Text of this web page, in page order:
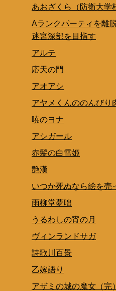
あおざくら（防衛大学
Aランクパーティを離
迷宮深部を目指す
アルテ
応天の門
アオアシ
アヤメくんののんびり
暁のヨナ
アシガール
赤髪の白雪姫
艶漢
いつか死ぬなら絵を売
雨柳堂夢咄
うるわしの宵の月
ヴィンランドサガ
詩歌川百景
乙嫁語り
アザミの城の魔女（完）